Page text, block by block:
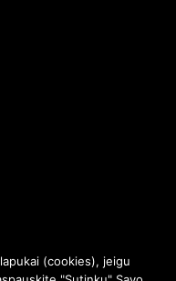
(cookies), jeigu